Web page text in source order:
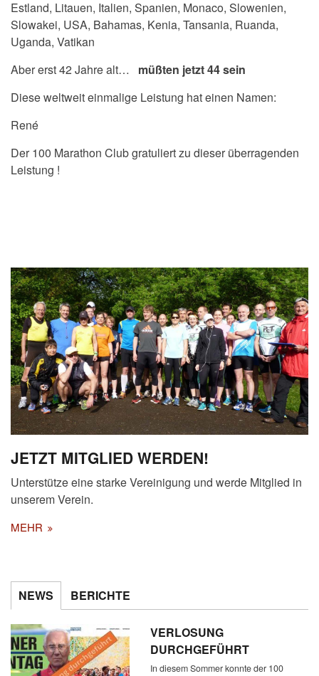
Estland, Litauen, Italien, Spanien, Monaco, Slowenien,
Slowakei, USA, Bahamas, Kenia, Tansania, Ruanda,
Uganda, Vatikan
Aber erst 42 Jahre alt… müßten jetzt 44 sein
Diese weltweit einmalige Leistung hat einen Namen:
René
Der 100 Marathon Club gratuliert zu dieser überragenden
Leistung !
JETZT MITGLIED WERDEN!
Unterstütze eine starke Vereinigung und werde Mitglied in
unserem Verein.
MEHR
NEWS BERICHTE
VERLOSUNG
DURCHGEFÜHRT
In diesem Sommer konnte der 100